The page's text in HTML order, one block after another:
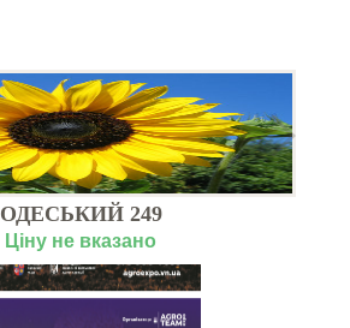
ОДЕСЬКИЙ 249
Ціну не вказано